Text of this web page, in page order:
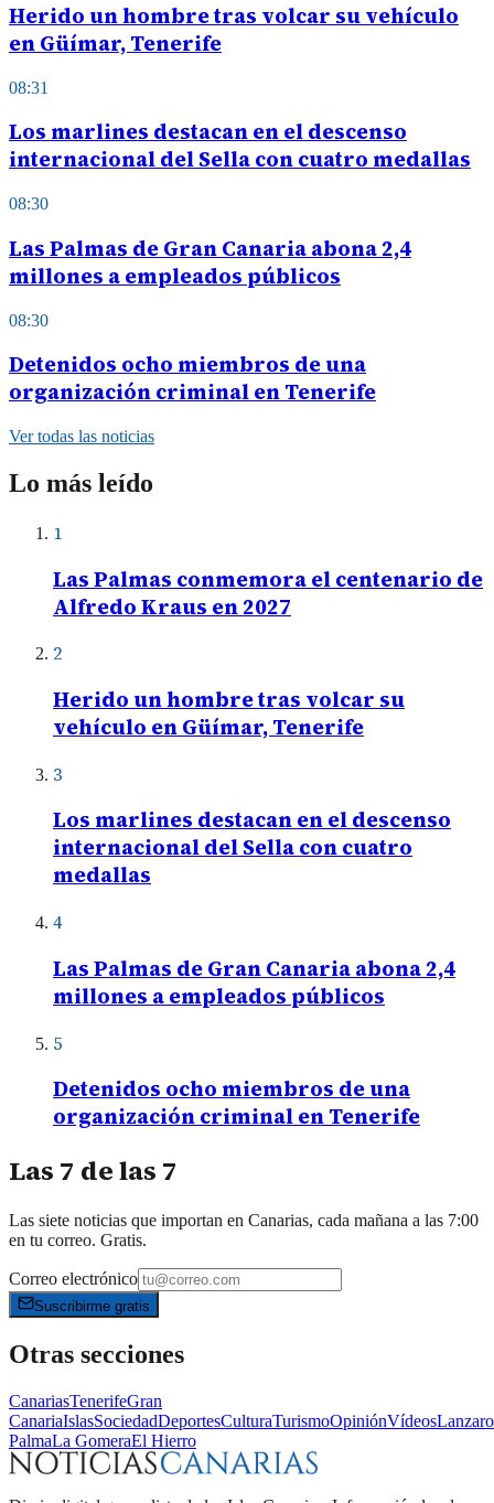
Herido un hombre tras volcar su vehículo
en Güímar, Tenerife
08:31
Los marlines destacan en el descenso
internacional del Sella con cuatro medallas
08:30
Las Palmas de Gran Canaria abona 2,4
millones a empleados públicos
08:30
Detenidos ocho miembros de una
organización criminal en Tenerife
Ver todas las noticias
Lo más leído
1
Las Palmas conmemora el centenario de
Alfredo Kraus en 2027
2
Herido un hombre tras volcar su
vehículo en Güímar, Tenerife
3
Los marlines destacan en el descenso
internacional del Sella con cuatro
medallas
4
Las Palmas de Gran Canaria abona 2,4
millones a empleados públicos
5
Detenidos ocho miembros de una
organización criminal en Tenerife
Las 7 de las 7
Las siete noticias que importan en Canarias, cada mañana a las 7:00
en tu correo. Gratis.
Correo electrónico
Suscribirme gratis
Otras secciones
CanariasTenerifeGran
CanariaIslasSociedadDeportesCulturaTurismoOpiniónVídeos
PalmaLa GomeraEl Hierro